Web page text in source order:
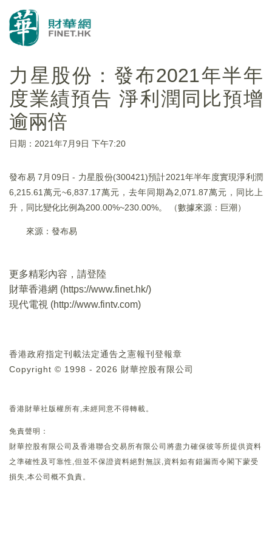
力星股份：發布2021年半年
度業績預告 淨利潤同比預增
逾兩倍
日期：2021年7月9日 下午7:20
發布易 7月09日 - 力星股份(300421)預計2021年半年度實現淨利潤
6,215.61萬元~6,837.17萬元，去年同期為2,071.87萬元，同比上
升，同比變化比例為200.00%~230.00%。 （數據來源：巨潮）
來源：發布易
更多精彩內容，請登陸
財華香港網 (https://www.finet.hk/)
現代電視 (http://www.fintv.com)
香港政府指定刊載法定通告之憲報刊登報章
Copyright © 1998 - 2026 財華控股有限公司
香港財華社版權所有,未經同意不得轉載。
免責聲明：
財華控股有限公司及香港聯合交易所有限公司將盡力確保彼等所提供資料
之準確性及可靠性,但並不保證資料絕對無誤,資料如有錯漏而令閣下蒙受
損失,本公司概不負責。